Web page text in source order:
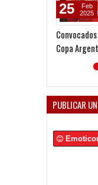
Copa
25
Feb
2025
PUBLICAR